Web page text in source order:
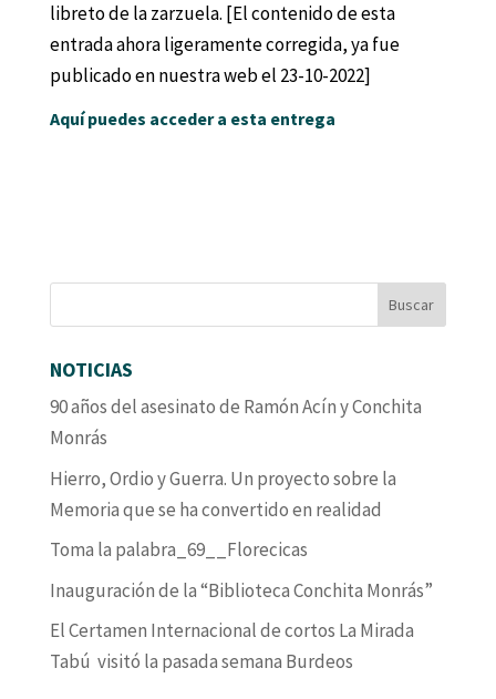
libreto de la zarzuela. [El contenido de esta
entrada ahora ligeramente corregida, ya fue
publicado en nuestra web el 23-10-2022]
Aquí puedes acceder a esta entrega
NOTICIAS
90 años del asesinato de Ramón Acín y Conchita
Monrás
Hierro, Ordio y Guerra. Un proyecto sobre la
Memoria que se ha convertido en realidad
Toma la palabra_69__Florecicas
Inauguración de la “Biblioteca Conchita Monrás”
El Certamen Internacional de cortos La Mirada
Tabú visitó la pasada semana Burdeos